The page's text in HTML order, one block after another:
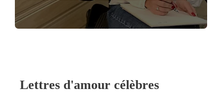
Lettres d'amour célèbres